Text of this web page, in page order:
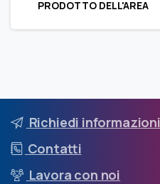
PRODOTTO DELL'AREA
Richiedi informazioni
Contatti
Lavora con noi